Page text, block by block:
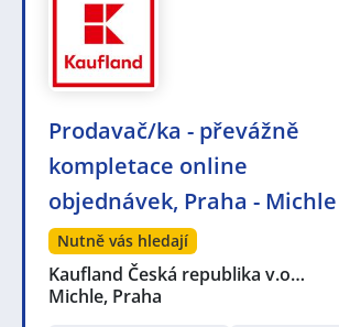
Prodavač/ka - převážně
kompletace online
objednávek, Praha - Michle
Nutně vás hledají
Kaufland Česká republika v.o…
Michle, Praha